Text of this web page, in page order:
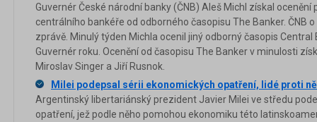
Guvernér České národní banky (ČNB) Aleš Michl získal
centrálního bankéře od odborného časopisu The Banker. ČNB
zprávě. Minulý týden Michla ocenil jiný odborný časopis
Guvernér roku. Ocenění od časopisu The Banker v minulosti
Miroslav Singer a Jiří Rusnok.
Milei podepsal sérii ekonomických opatření, lidé proti
Argentinský libertariánský prezident Javier Milei ve středu
opatření, jež podle něho pomohou ekonomiku této